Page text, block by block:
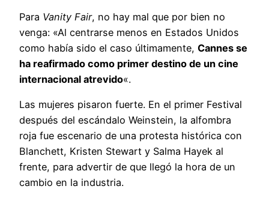
Para Vanity Fair, no hay mal que por bien no
venga: «Al centrarse menos en Estados Unidos
como había sido el caso últimamente, Cannes se
ha reafirmado como primer destino de un cine
internacional atrevido«.
Las mujeres pisaron fuerte. En el primer Festival
después del escándalo Weinstein, la alfombra
roja fue escenario de una protesta histórica con
Blanchett, Kristen Stewart y Salma Hayek al
frente, para advertir de que llegó la hora de un
cambio en la industria.